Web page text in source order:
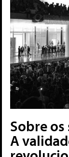
Sobre
A